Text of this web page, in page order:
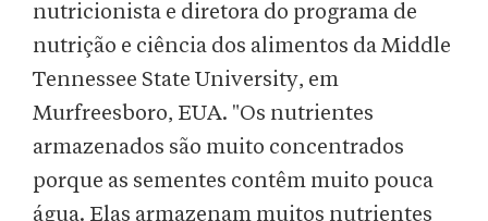
nutricionista e diretora do programa de
nutrição e ciência dos alimentos da Middle
Tennessee State University, em
Murfreesboro, EUA. "Os nutrientes
armazenados são muito concentrados
porque as sementes contêm muito pouca
água. Elas armazenam muitos nutrientes